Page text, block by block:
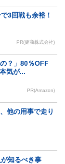
3回戦も余裕！
PR(健商株式会社)
？」80％OFF
気が...
PR(Amazon)
他の用事で走り
知るべき事